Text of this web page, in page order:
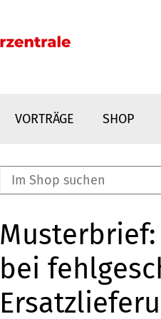
VORTRÄGE SHOP
bei